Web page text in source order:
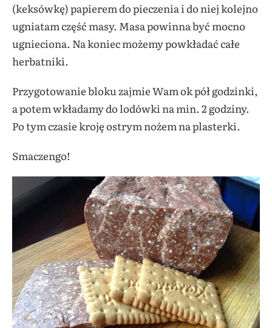
(keksówkę) papierem do pieczenia i do niej kolejno
ugniatam część masy. Masa powinna być mocno
ugnieciona. Na koniec możemy powkładać całe
herbatniki.
Przygotowanie bloku zajmie Wam ok pół godzinki,
a potem wkładamy do lodówki na min. 2 godziny.
Po tym czasie kroję ostrym nożem na plasterki.
Smaczengo!